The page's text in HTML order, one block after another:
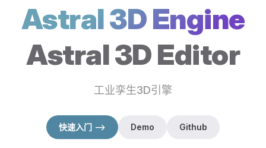
Astral 3D Engine
Astral 3D Editor
工业孪生3D引擎
快速入门 -->
Demo
Github